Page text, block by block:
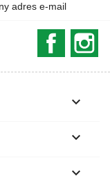
adres e-mail


